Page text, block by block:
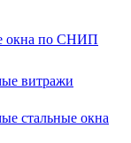
окна по СНИП
витражи
стальные окна